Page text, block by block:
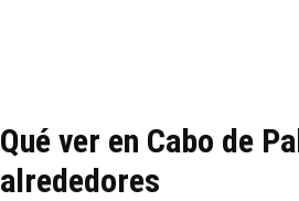
Qué ver en Cabo de
alrededores